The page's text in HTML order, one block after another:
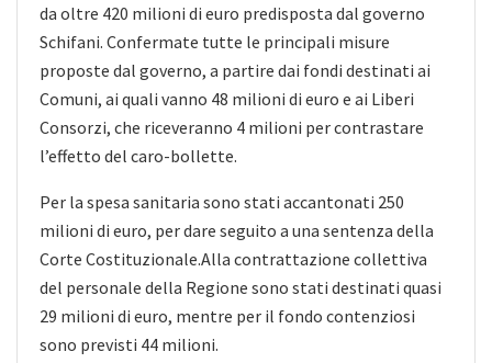
da oltre 420 milioni di euro predisposta dal governo
Schifani. Confermate tutte le principali misure
proposte dal governo, a partire dai fondi destinati ai
Comuni, ai quali vanno 48 milioni di euro e ai Liberi
Consorzi, che riceveranno 4 milioni per contrastare
l’effetto del caro-bollette.
Per la spesa sanitaria sono stati accantonati 250
milioni di euro, per dare seguito a una sentenza della
Corte Costituzionale.Alla contrattazione collettiva
del personale della Regione sono stati destinati quasi
29 milioni di euro, mentre per il fondo contenziosi
sono previsti 44 milioni.